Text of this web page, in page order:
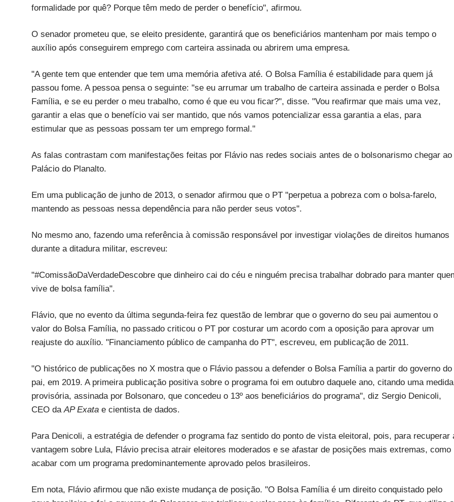
formalidade por quê? Porque têm medo de perder o benefício", afirmou.
O senador prometeu que, se eleito presidente, garantirá que os beneficiários mantenham por mais tempo o
auxílio após conseguirem emprego com carteira assinada ou abrirem uma empresa.
"A gente tem que entender que tem uma memória afetiva até. O Bolsa Família é estabilidade para quem já
passou fome. A pessoa pensa o seguinte: "se eu arrumar um trabalho de carteira assinada e perder o Bolsa
Família, e se eu perder o meu trabalho, como é que eu vou ficar?", disse. "Vou reafirmar que mais uma vez,
garantir a elas que o benefício vai ser mantido, que nós vamos potencializar essa garantia a elas, para
estimular que as pessoas possam ter um emprego formal."
As falas contrastam com manifestações feitas por Flávio nas redes sociais antes de o bolsonarismo chegar ao
Palácio do Planalto.
Em uma publicação de junho de 2013, o senador afirmou que o PT "perpetua a pobreza com o bolsa-farelo,
mantendo as pessoas nessa dependência para não perder seus votos".
No mesmo ano, fazendo uma referência à comissão responsável por investigar violações de direitos humanos
durante a ditadura militar, escreveu:
"#ComissãoDaVerdadeDescobre que dinheiro cai do céu e ninguém precisa trabalhar dobrado para manter
vive de bolsa família".
Flávio, que no evento da última segunda-feira fez questão de lembrar que o governo do seu pai aumentou o
valor do Bolsa Família, no passado criticou o PT por costurar um acordo com a oposição para aprovar um
reajuste do auxílio. "Financiamento público de campanha do PT", escreveu, em publicação de 2011.
"O histórico de publicações no X mostra que o Flávio passou a defender o Bolsa Família a partir do governo do
pai, em 2019. A primeira publicação positiva sobre o programa foi em outubro daquele ano, citando uma medida
provisória, assinada por Bolsonaro, que concedeu o 13º aos beneficiários do programa", diz Sergio Denicoli,
CEO daAP Exata e cientista de dados.
Para Denicoli, a estratégia de defender o programa faz sentido do ponto de vista eleitoral, pois, para recuperar
vantagem sobre Lula, Flávio precisa atrair eleitores moderados e se afastar de posições mais extremas, como
acabar com um programa predominantemente aprovado pelos brasileiros.
Em nota, Flávio afirmou que não existe mudança de posição. "O Bolsa Família é um direito conquistado pelo